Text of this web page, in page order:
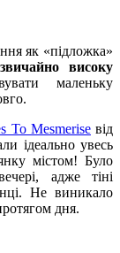
як «підложка»
високу
маленьку
To Mesmeriseвід
ідеально увесь
містом! Було
адже тіні
Не виникало
дня.